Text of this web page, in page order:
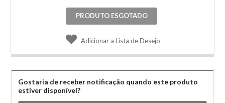
PRODUTO ESGOTADO
Adicionar a Lista de Desejo
Gostaria de receber notificação quando este produto
estiver disponível?